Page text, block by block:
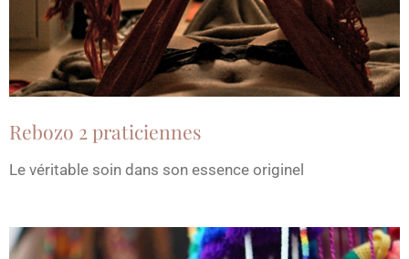
Rebozo 2 praticiennes
Le véritable soin dans son essence originel